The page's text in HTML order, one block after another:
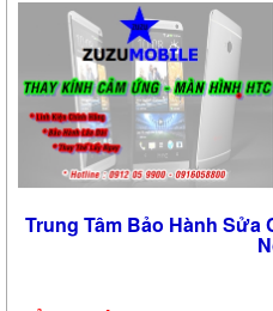
Trung Tâm Bảo Hành Sửa